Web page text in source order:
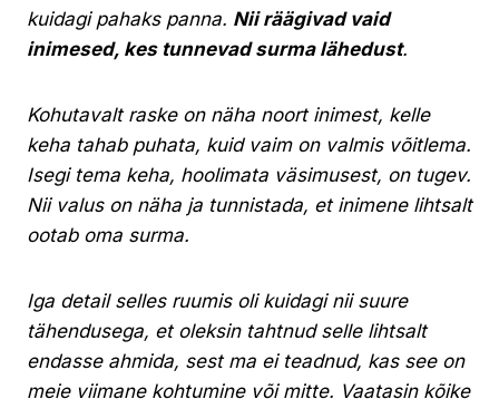
kuidagi pahaks panna. Nii räägivad vaid
inimesed, kes tunnevad surma lähedust.
Kohutavalt raske on näha noort inimest, kelle
keha tahab puhata, kuid vaim on valmis võitlema.
Isegi tema keha, hoolimata väsimusest, on tugev.
Nii valus on näha ja tunnistada, et inimene lihtsalt
ootab oma surma.
Iga detail selles ruumis oli kuidagi nii suure
tähendusega, et oleksin tahtnud selle lihtsalt
endasse ahmida, sest ma ei teadnud, kas see on
meie viimane kohtumine või mitte. Vaatasin kõike